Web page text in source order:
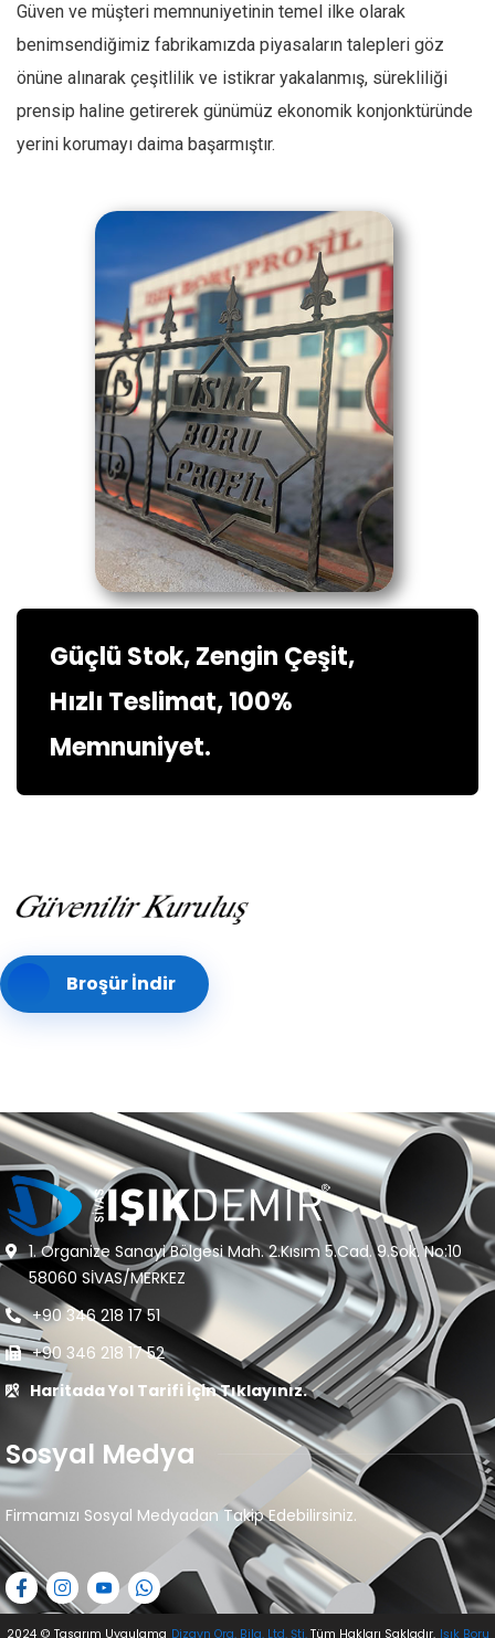
Güven ve müşteri memnuniyetinin temel ilke olarak
benimsendiğimiz fabrikamızda piyasaların talepleri göz
önüne alınarak çeşitlilik ve istikrar yakalanmış, sürekliliği
prensip haline getirerek günümüz ekonomik konjonktüründe
yerini korumayı daima başarmıştır.
Güçlü Stok, Zengin Çeşit,
Hızlı Teslimat, 100%
Memnuniyet.
Broşür İndir
1. Organize Sanayi Bölgesi Mah. 2.Kısım 5.Cad. 9.Sok. No:10
58060 SİVAS/MERKEZ
+90 346 218 17 51
+90 346 218 17 52
Haritada Yol Tarifi İçin Tıklayınız.
Sosyal Medya
Firmamızı Sosyal Medyadan Takip Edebilirsiniz.
2024 © Tasarım Uygulama Dizayn Org. Bilg. Ltd. Şti. Tüm Hakları Sakladır. Işık Boru